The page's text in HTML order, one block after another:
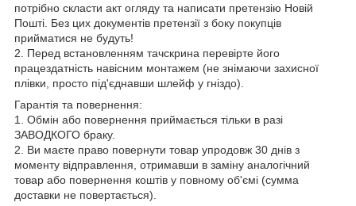
потрібно скласти акт огляду та написати претензію Новій
Пошті. Без цих документів претензії з боку покупців
прийматися не будуть!
2. Перед встановленням тачскрина перевірте його
працездатність навісним монтажем (не знімаючи захисної
плівки, просто під'єднавши шлейф у гніздо).
Гарантія та повернення:
1. Обмін або повернення приймається тільки в разі
ЗАВОДКОГО браку.
2. Ви маєте право повернути товар упродовж 30 днів з
моменту відправлення, отримавши в заміну аналогічний
товар або повернення коштів у повному об'ємі (сумма
доставки не повертається).